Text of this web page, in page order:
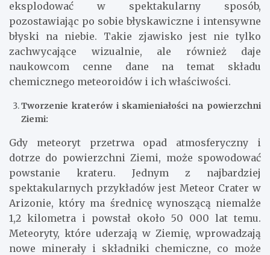
eksplodować w spektakularny sposób,
pozostawiając po sobie błyskawiczne i intensywne
błyski na niebie. Takie zjawisko jest nie tylko
zachwycające wizualnie, ale również daje
naukowcom cenne dane na temat składu
chemicznego meteoroidów i ich właściwości.
Tworzenie kraterów i skamieniałości na powierzchni
Ziemi:
Gdy meteoryt przetrwa opad atmosferyczny i
dotrze do powierzchni Ziemi, może spowodować
powstanie krateru. Jednym z najbardziej
spektakularnych przykładów jest Meteor Crater w
Arizonie, który ma średnicę wynoszącą niemalże
1,2 kilometra i powstał około 50 000 lat temu.
Meteoryty, które uderzają w Ziemię, wprowadzają
nowe minerały i składniki chemiczne, co może